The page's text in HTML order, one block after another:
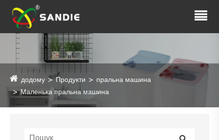
додому Продукти
пральна машина
Маленька пральна машина